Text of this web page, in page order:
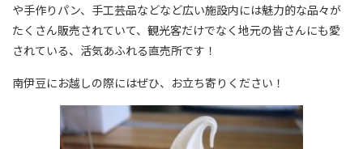
や手作りパン、手工芸品などなど広い施設内には魅力的な品々が
たくさん販売されていて、観光客だけでなく地元の皆さんにも愛
されている、活気あふれる直売所です！
南伊豆にお越しの際にはぜひ、お立ち寄りください！